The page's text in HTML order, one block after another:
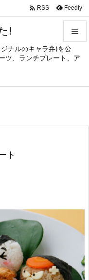
!
ナルのキャラ弁)を公
ツ、ランチプレート、ア


メニュ
サイド

 RSS Feedly
ト